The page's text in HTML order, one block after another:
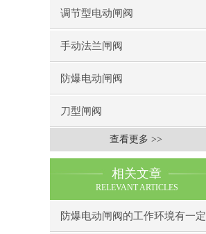
调节型电动闸阀
手动法兰闸阀
防爆电动闸阀
刀型闸阀
查看更多 >>
相关文章
RELEVANT ARTICLES
防爆电动闸阀的工作环境有一